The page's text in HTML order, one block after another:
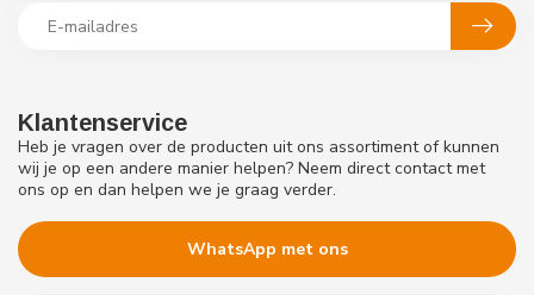
Klantenservice
Heb je vragen over de producten uit ons assortiment of kunnen
wij je op een andere manier helpen? Neem direct contact met
ons op en dan helpen we je graag verder.
WhatsApp met ons